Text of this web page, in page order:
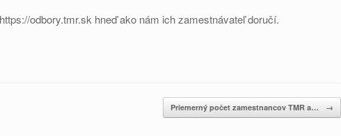
odbory.tmr.sk hneď ako nám ich zamestnávateľ doručí.
Priemerný počet zamestnancov TMR a… →